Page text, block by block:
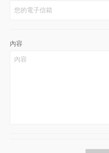
內容